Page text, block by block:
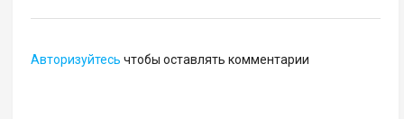
Авторизуйтесь чтобы оставлять комментарии